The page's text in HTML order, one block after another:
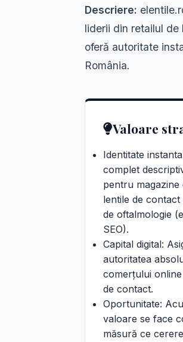
Descriere:
liderii din retailul
oferă autoritate
România.
Valoare
Identitate
complet
pentru magazine
lentile de contact
de oftalmologie
SEO).
Capital digital:
autoritatea
comerțului
de contact.
Oportunitate:
valoare se face
măsură ce